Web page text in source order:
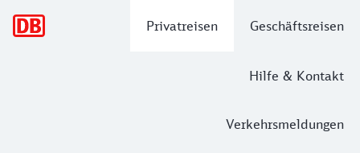
Privatreisen Geschäftsreisen
Hilfe & Kontakt
Verkehrsmeldungen